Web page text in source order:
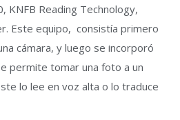
KNFB Reading Technology,
Este equipo, consistía primero
cámara, y luego se incorporó
permite tomar una foto a un
lo lee en voz alta o lo traduce